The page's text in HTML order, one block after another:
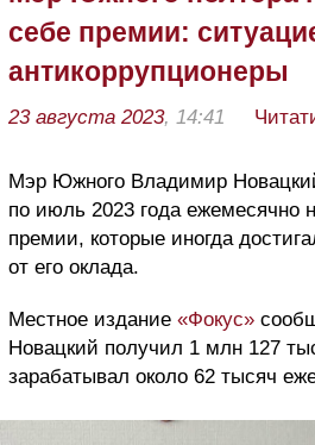
себе премии:
антикоррупционеры
23 августа 2023, 14:41
Мэр Южного Владимир
по июль 2023 года ежемесячно
премии, которые иногда
от его оклада.
Местное издание «Фокус»
Новацкий получил 1 млн 127
зарабатывал около 62 тысяч